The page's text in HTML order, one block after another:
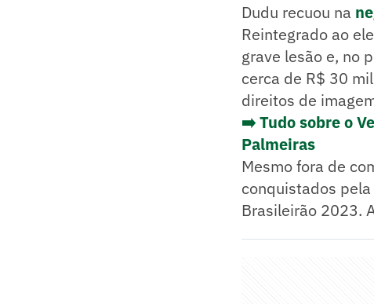
Dudu recuou na
Reintegrado ao
grave lesão e, no
cerca de R$ 30
direitos de
➡️ Tudo sobre o
Palmeiras
Mesmo fora de
conquistados
Brasileirão 2023.